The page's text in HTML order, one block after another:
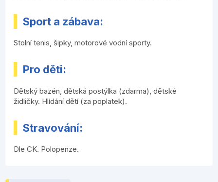
Sport a zábava:
Stolní tenis, šipky, motorové vodní sporty.
Pro děti:
Dětský bazén, dětská postýlka (zdarma), dětské
židličky. Hlídání dětí (za poplatek).
Stravování:
Dle CK. Polopenze.